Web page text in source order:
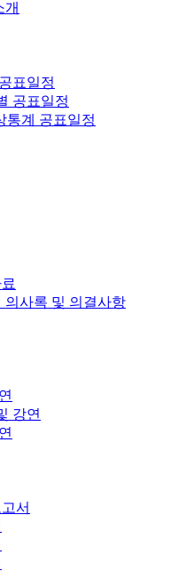
개
표일정
공표일정
통계 공표일정
의사록 및 의결사항
강연
서